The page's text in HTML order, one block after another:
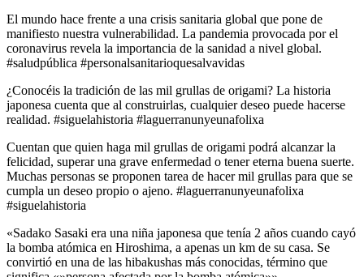
El mundo hace frente a una crisis sanitaria global que pone de
manifiesto nuestra vulnerabilidad. La pandemia provocada por el
coronavirus revela la importancia de la sanidad a nivel global.
#saludpública #personalsanitarioquesalvavidas
¿Conocéis la tradición de las mil grullas de origami? La historia
japonesa cuenta que al construirlas, cualquier deseo puede hacerse
realidad. #siguelahistoria #laguerranunyeunafolixa
Cuentan que quien haga mil grullas de origami podrá alcanzar la
felicidad, superar una grave enfermedad o tener eterna buena suerte.
Muchas personas se proponen tarea de hacer mil grullas para que se
cumpla un deseo propio o ajeno. #laguerranunyeunafolixa
#siguelahistoria
«Sadako Sasaki era una niña japonesa que tenía 2 años cuando cayó
la bomba atómica en Hiroshima, a apenas un km de su casa. Se
convirtió en una de las hibakushas más conocidas, término que